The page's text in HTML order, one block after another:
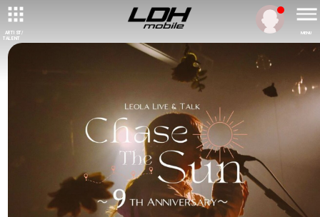
ARTIST/
TALENT
MENU